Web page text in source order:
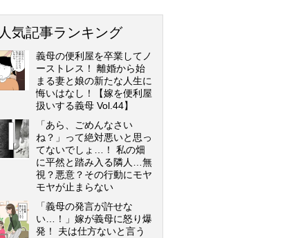
人気記事ランキング
義母の便利屋を卒業してノ
ーストレス！ 離婚から始
まる妻と娘の新たな人生に
悔いはなし！【嫁を便利屋
扱いする義母 Vol.44】
「あら、ごめんなさい
ね？」って絶対悪いと思っ
てないでしょ…！ 私の畑
に平然と踏み入る隣人…無
視？悪意？その行動にモヤ
モヤが止まらない
「義母の発言が許せな
い…！」嫁が義母に怒り爆
発！ 夫は仕方ないと言う